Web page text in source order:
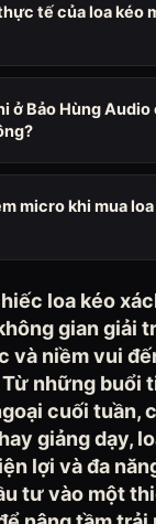
tế của loa kéo
ở Bảo Hùng
micro khi mua
loa kéo
gian giải
và niềm vui
Từ những buổi
cuối tuần,
giảng dạy,
lợi và đa
tư vào một